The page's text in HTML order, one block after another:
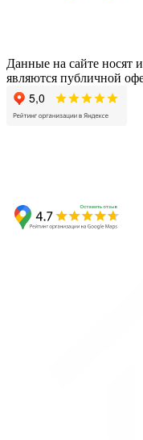
Данные на сайте носят
являются публичной